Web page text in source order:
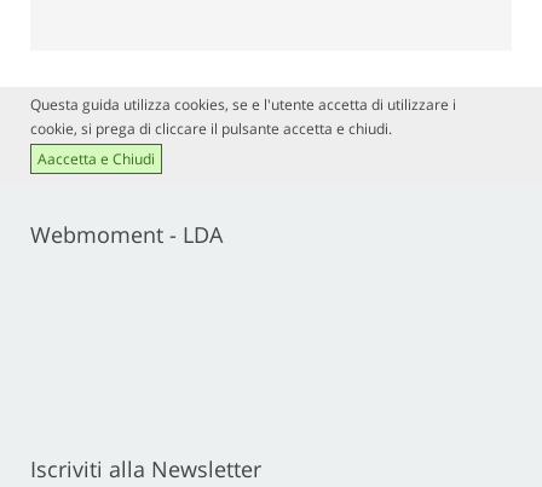
Questa guida utilizza cookies, se e l'utente accetta di utilizzare i
cookie, si prega di cliccare il pulsante accetta e chiudi.
Aaccetta e Chiudi
Webmoment - LDA
Iscriviti alla Newsletter